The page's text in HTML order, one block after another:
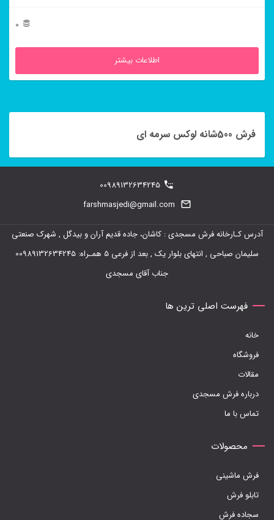
لوکس سرمه ای از برجسته ترین و پر فروش ترین این طرح ها می باشد .
0
اطلاعات بیشتر
فرش 500شانه لوکس سرمه ای
00989132634245
farshmasjedi@gmail.com
آدرس کـارخانه فرش مسجدی : کاشان، جاده قدیم آران و بیدگل , شهرک صنعتی
سلیمان صباحی , انتهای بلوار یک , بعد از فرعی 5 همـراه: 00989132634245
جناب آقای مسجدی
فهرست اصلی ترین ها
خانه
فروشگاه
مقالات
درباره فرش مسجدی
تماس با ما
محصولات
فرش ماشینی
تابلو فرش
سجاده فرش